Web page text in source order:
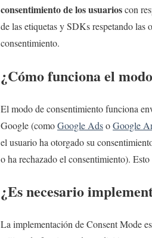
consentimiento de los usuarioscon
de las etiquetas y SDKs respetando las
consentimiento.
¿Cómo funciona el
El modo de consentimiento funciona
Google (comoGoogle AdsoGoogle
el usuario ha otorgado su
o ha rechazado el consentimiento).
¿Es necesario
La implementación de Consent Mode